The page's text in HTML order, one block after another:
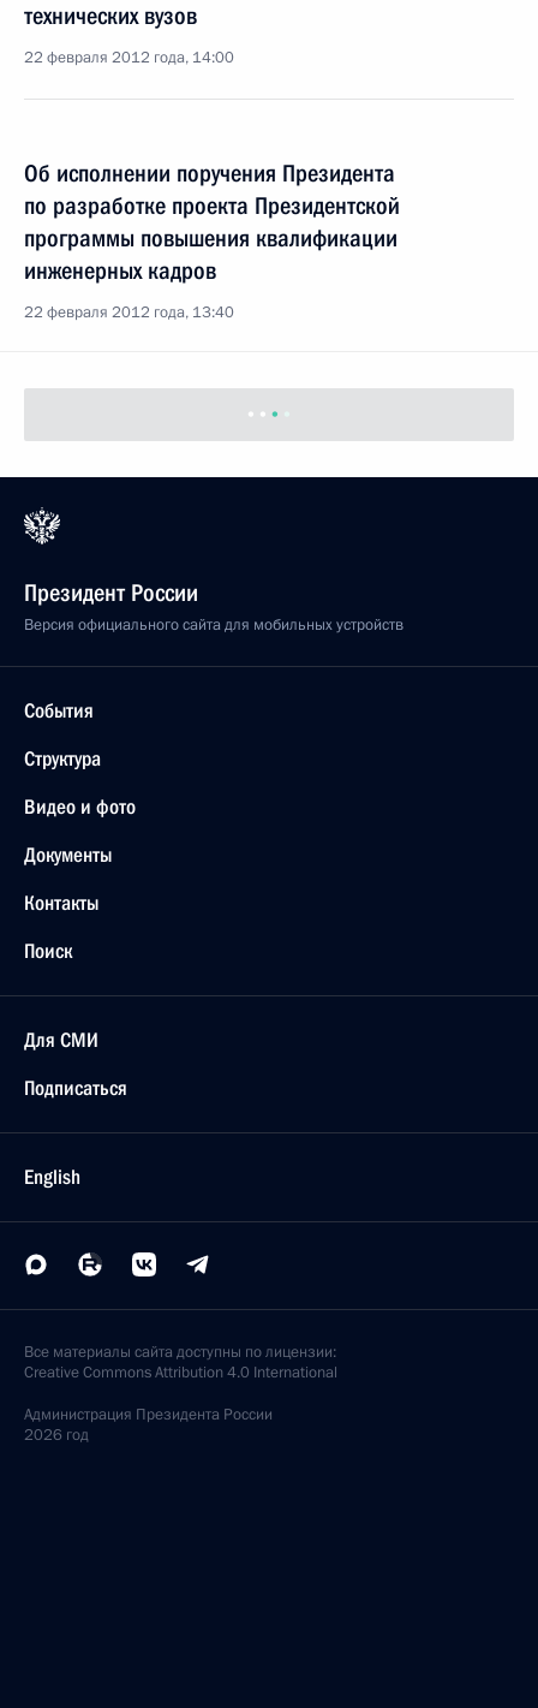
технических вузов
22 февраля 2012 года, 14:00
Об исполнении поручения Президента
по разработке проекта Президентской
программы повышения квалификации
инженерных кадров
22 февраля 2012 года, 13:40
Президент России
Версия официального сайта для мобильных устройств
События
Структура
Видео и фото
Документы
Контакты
Поиск
Для СМИ
Подписаться
English
Все материалы сайта доступны по лицензии:
Creative Commons Attribution 4.0 International
Администрация Президента России
2026 год